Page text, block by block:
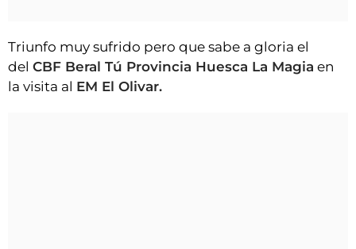
CLUB DEL AMIGO MILITANTE
Triunfo muy sufrido pero que sabe a gloria el
del CBF Beral Tú Provincia Huesca La Magia en
la visita al EM El Olivar.